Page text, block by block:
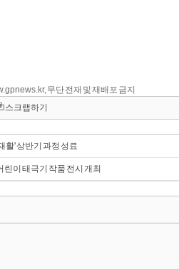
무단 전재 및 재배포 금지
스크랩하기
활' 상반기 과정 성료
이 태극기 작품 전시 개최